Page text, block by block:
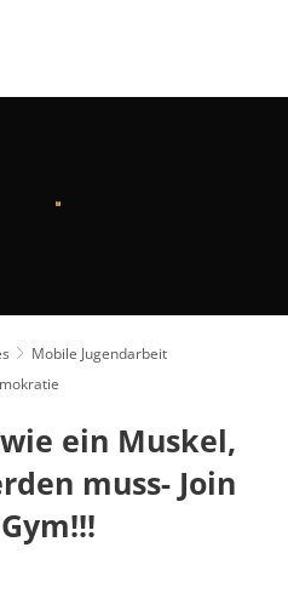
Mobile Jugendarbeit
ein Muskel,
muss- Join